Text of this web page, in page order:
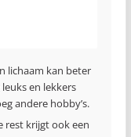
lichaam kan beter
en lekkers
andere hobby’s.
rest krijgt ook een